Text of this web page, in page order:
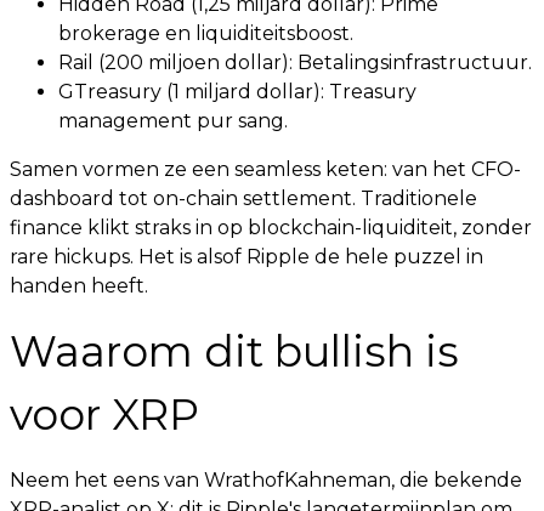
brokerage en liquiditeitsboost.
Rail (200 miljoen dollar): Betalingsinfrastructuur.
GTreasury (1 miljard dollar): Treasury
management pur sang.
Samen vormen ze een seamless keten: van het CFO-
dashboard tot on-chain settlement. Traditionele
finance klikt straks in op blockchain-liquiditeit, zonder
rare hickups. Het is alsof Ripple de hele puzzel in
handen heeft.
Waarom dit bullish is
voor XRP
Neem het eens van WrathofKahneman, die bekende